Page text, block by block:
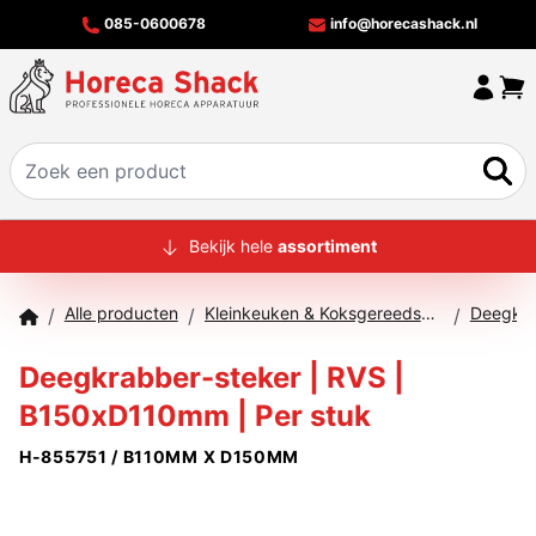
085-0600678 info@horecashack.nl
HOME
MERKEN
OFFERTECHECKER
CONTACT
Bekijk hele assortiment
/ Alle producten / Kleinkeuken & Koksgereedschap /
Deegkrabber-steker | RVS |
B150xD110mm | Per stuk
H-855751 / B110MM X D150MM